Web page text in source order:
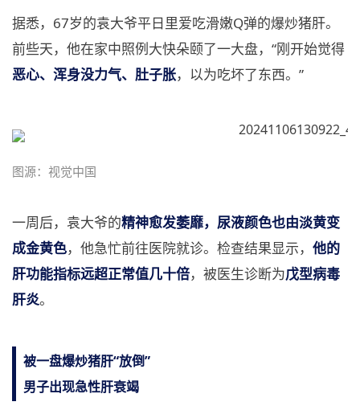
据悉，67岁的袁大爷平日里爱吃滑嫩Q弹的爆炒猪肝。
前些天，他在家中照例大快朵颐了一大盘，“刚开始觉得
恶心、浑身没力气、肚子胀，以为吃坏了东西。”
图源：视觉中国
一周后，袁大爷的精神愈发萎靡，尿液颜色也由淡黄变
成金黄色，他急忙前往医院就诊。检查结果显示， 他的
肝功能指标远超正常值几十倍，被医生诊断为戊型病毒
肝炎。
被一盘爆炒猪肝“放倒”
男子出现急性肝衰竭